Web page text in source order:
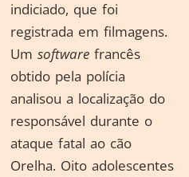
indiciado, que foi
registrada em filmagens.
Um software francês
obtido pela polícia
analisou a localização do
responsável durante o
ataque fatal ao cão
Orelha. Oito adolescentes